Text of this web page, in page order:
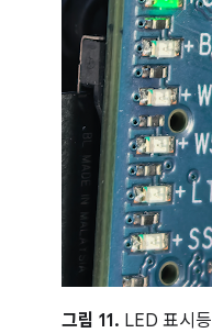
그림 11. LED 표시등